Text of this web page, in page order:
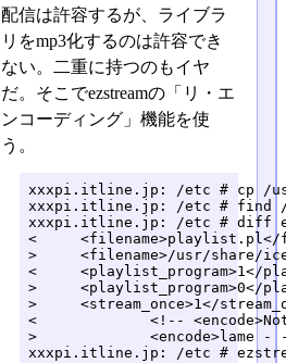
配信は許容するが、ライブラ
リをmp3化するのは許容でき
ない。二重に持つのもイヤ
だ。そこでezstreamの「リ・エ
ンコーディング」機能を使
う。
xxxpi.itline.jp: /etc # cp /usr/
xxxpi.itline.jp: /etc # find /
xxxpi.itline.jp: /etc # diff
<     <filename>playlist.pl</
>     <filename>/usr/share/
<     <playlist_program>1</
>     <playlist_program>0</
>     <stream_once>1</
<             <!-- <encode>Not
>             <encode>lame - -
xxxpi.itline.jp: /etc #